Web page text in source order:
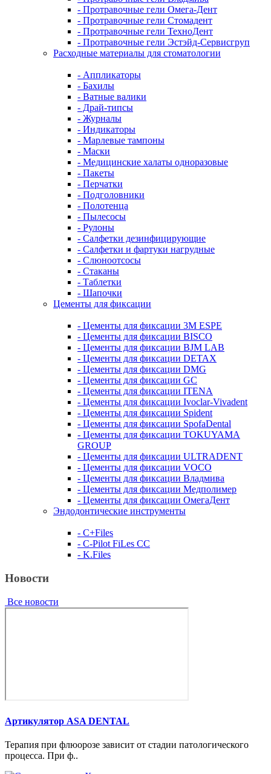
- Протравочные гели Омега-Дент
- Протравочные гели Стомадент
- Протравочные гели ТехноДент
- Протравочные гели Эстэйд-Сервисгруп
Расходные материалы для стоматологии
- Аппликаторы
- Бахилы
- Ватные валики
- Драй-типсы
- Журналы
- Индикаторы
- Марлевые тампоны
- Маски
- Медицинские халаты одноразовые
- Пакеты
- Перчатки
- Подголовники
- Полотенца
- Пылесосы
- Рулоны
- Салфетки дезинфицирующие
- Салфетки и фартуки нагрудные
- Слюноотсосы
- Стаканы
- Таблетки
- Шапочки
Цементы для фиксации
- Цементы для фиксации 3M ESPE
- Цементы для фиксации BISCO
- Цементы для фиксации BJM LAB
- Цементы для фиксации DETAX
- Цементы для фиксации DMG
- Цементы для фиксации GC
- Цементы для фиксации ITENA
- Цементы для фиксации Ivoclar-Vivadent
- Цементы для фиксации Spident
- Цементы для фиксации SpofaDental
- Цементы для фиксации TOKUYAMA
GROUP
- Цементы для фиксации ULTRADENT
- Цементы для фиксации VOCO
- Цементы для фиксации Владмива
- Цементы для фиксации Медполимер
- Цементы для фиксации ОмегаДент
Эндодонтические инструменты
- C+Files
- C-Pilot FiLes CC
- K.Files
Новости
Все новости
Артикулятор ASA DENTAL
Терапия при флюорозе зависит от стадии патологического
процесса. При ф..